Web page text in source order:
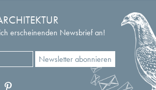
erscheinenden Newsbrief an!